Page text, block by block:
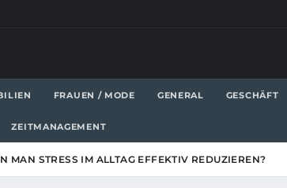
FRAUEN / MODE GENERAL GESCHÄFT
ZEITMANAGEMENT
MAN STRESS IM ALLTAG EFFEKTIV REDUZIEREN?